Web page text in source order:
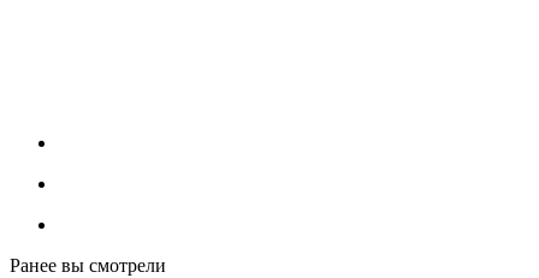
Ранее вы смотрели